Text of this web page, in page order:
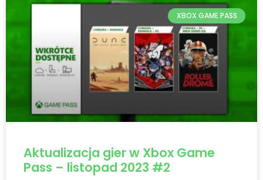
XBOX GAME PASS
Aktualizacja gier w Xbox Game
Pass – listopad 2023 #2